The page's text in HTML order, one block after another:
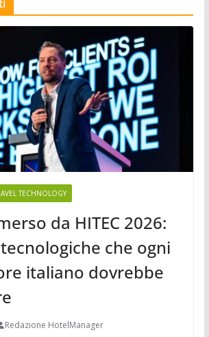
TECHNOLOGY
da HITEC 2026:
che ogni
italiano dovrebbe
Redazione HotelManager